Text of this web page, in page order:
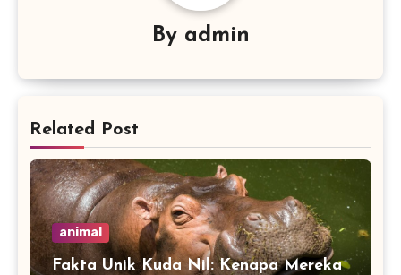
By admin
Related Post
animal
Fakta Unik Kuda Nil: Kenapa Mereka